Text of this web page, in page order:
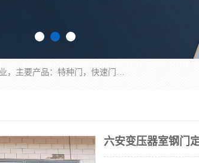
安徽奇道智能门业有限公司是一家专业生产各种门窗、智能门窗的企业，主要产品：特种门，快速门，医用门，提升门，钢木门，智能道闸，钢大门，平移门，卷帘门，保温门，钢制自由门，防火门等，欢迎前来咨询采购。
六安变压器室钢门